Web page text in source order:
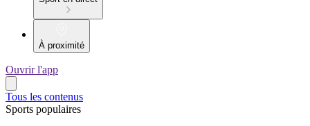
À proximité
Ouvrir l'app
Tous les contenus
Sports populaires